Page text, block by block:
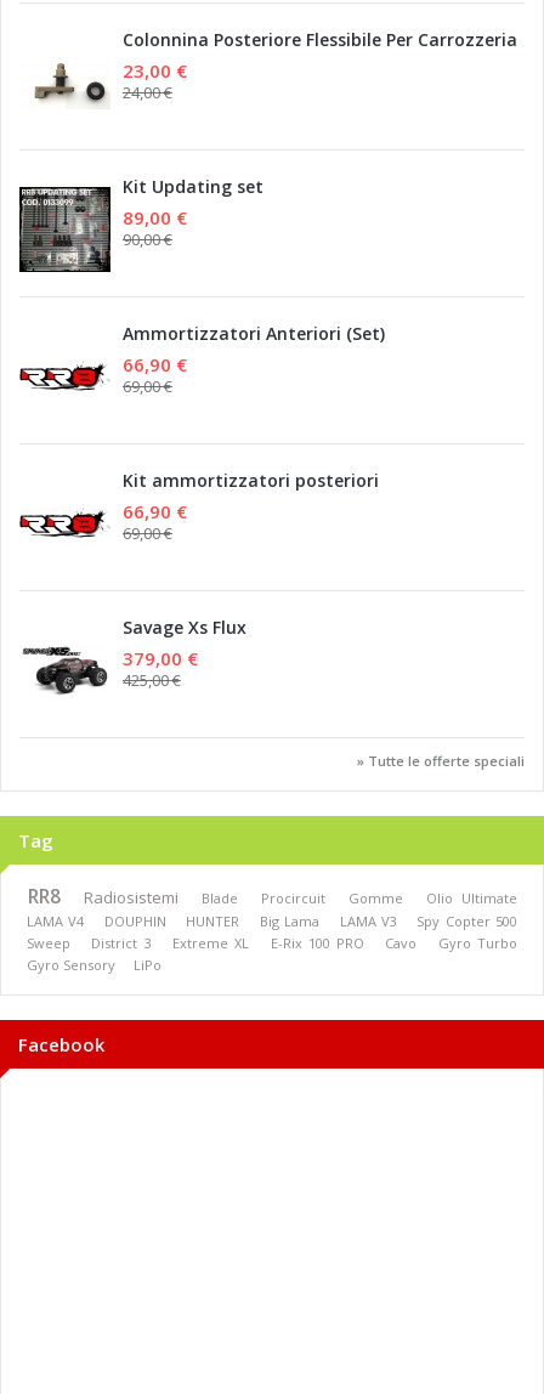
Colonnina Posteriore Flessibile Per Carrozzeria
23,00 €
24,00 €
Kit Updating set
89,00 €
90,00 €
Ammortizzatori Anteriori (Set)
66,90 €
69,00 €
Kit ammortizzatori posteriori
66,90 €
69,00 €
Savage Xs Flux
379,00 €
425,00 €
» Tutte le offerte speciali
Tag
RR8 Radiosistemi Blade Procircuit Gomme
Olio Ultimate
LAMA V4
DOUPHIN HUNTER Big Lama LAMA V3
Spy Copter 500
Sweep
District 3 Extreme XL E-Rix 100 PRO Cavo
Gyro Turbo
Gyro Sensory
LiPo
Facebook